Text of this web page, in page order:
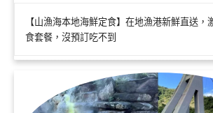
【山漁海本地海鮮定食】在地漁港新鮮直送，
食套餐，沒預訂吃不到